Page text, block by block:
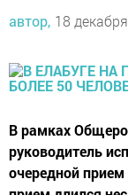
автор, 18
В рамках
руководитель
очередной